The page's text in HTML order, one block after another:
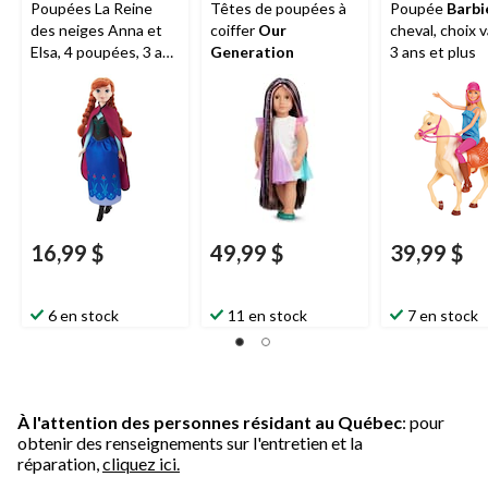
Poupées La Reine
des neiges Anna et
Elsa, 4 poupées, 3 ans
16,99 $
6 en stock
Têtes de poupées à
coiffer Our
Generation
49,99 $
11 en stock
Poupée
cheval, choix
3 ans et plus
39,99 $
7 en stock
À l'attention des personnes résidant au Québec: pour
obtenir des renseignements sur l'entretien et la
réparation, cliquez ici.